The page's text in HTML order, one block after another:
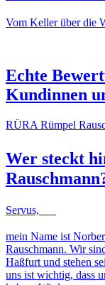
Vom Keller über die
NACHHER
Echte
Kundinnen
RÜRA Rümpel
Wer steckt
Rauschmann
Servus,
mein Name ist
Rauschmann. Wir
Haßfurt und stehen
uns ist wichtig, dass